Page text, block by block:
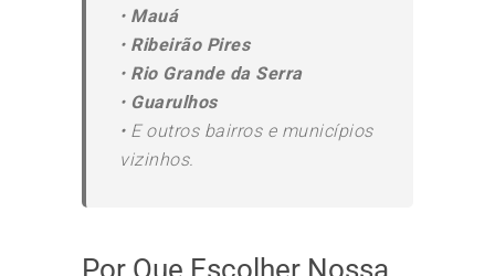
• Mauá
• Ribeirão Pires
• Rio Grande da Serra
• Guarulhos
• E outros bairros e municípios
vizinhos.